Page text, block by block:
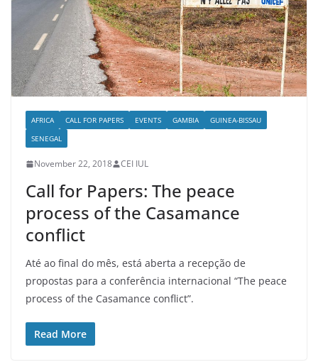
AFRICA CALL FOR PAPERS EVENTS GAMBIA
GUINEA-BISSAU
SENEGAL
November 22, 2018 CEI IUL
Call for Papers: The peace
process of the Casamance
conflict
Até ao final do mês, está aberta a recepção de
propostas para a conferência internacional “The peace
process of the Casamance conflict”.
Read More